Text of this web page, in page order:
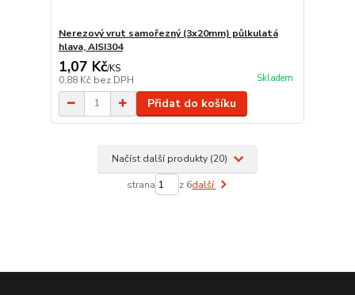
Nerezový vrut samořezný (3x20mm) půlkulatá
hlava, AISI304
1,07 Kč/KS
0,88 Kč bez DPH Skladem
Přidat do košíku
Načíst další produkty (20)
strana z 6další